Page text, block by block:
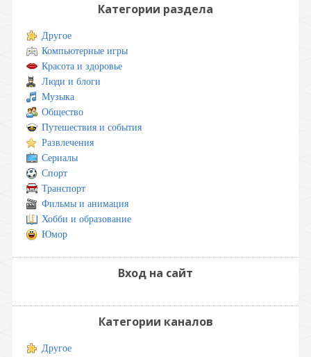
Категории раздела
Другое
Компьютерные игры
Красота и здоровье
Люди и блоги
Музыка
Общество
Путешествия и события
Развлечения
Сериалы
Спорт
Транспорт
Фильмы и анимация
Хобби и образование
Юмор
Вход на сайт
Категории каналов
Другое